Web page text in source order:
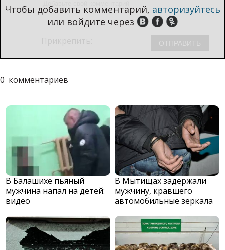
Чтобы добавить комментарий, авторизуйтесь
или войдите через
0 комментариев
В Балашихе пьяный
мужчина напал на детей:
видео
В Мытищах задержали
мужчину, кравшего
автомобильные зеркала